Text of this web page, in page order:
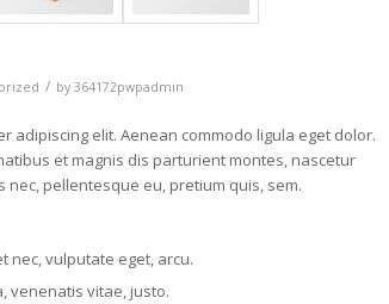
/ by 364172pwpadmin
adipiscing elit. Aenean commodo ligula eget dolor.
et magnis dis parturient montes, nascetur
nec, pellentesque eu, pretium quis, sem.
nec, vulputate eget, arcu.
venenatis vitae, justo.